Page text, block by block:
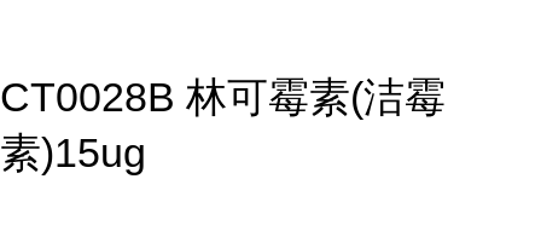
CT0028B 林可霉素(洁霉
素)15ug